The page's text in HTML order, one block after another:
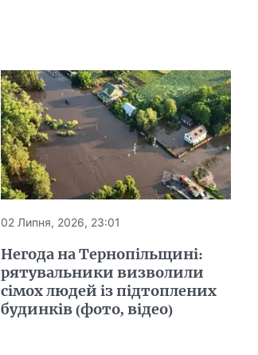
02 Липня, 2026, 23:01
Негода на Тернопільщині:
рятувальники визволили
сімох людей із підтоплених
будинків (фото, відео)